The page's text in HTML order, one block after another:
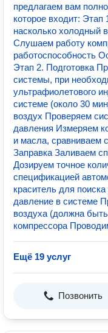
предлагаем вам
которое входит: Этап
насколько холодный
Слушаем работу
работоспособность
Этап 2. Подготовка
системы, при
ультрафиолетового
системе (около 30
воздух Проверяем
давления Измеряем
и масла, сравниваем
Заправка Заливаем
Дозируем точное
спецификацией
краситель для
давление в системе
воздуха (должна
компрессора
Ещё 19 услуг
Позвонить